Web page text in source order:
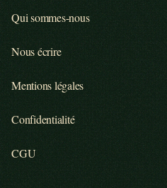
Qui sommes-nous
Nous écrire
Mentions légales
Confidentialité
CGU